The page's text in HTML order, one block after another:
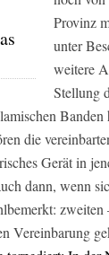
Provinz
unter
weitere
Stellung
die
Gerät in
dann, wenn
Vereinbarung